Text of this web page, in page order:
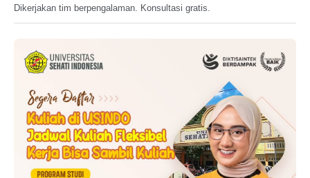
Dikerjakan tim berpengalaman. Konsultasi gratis.